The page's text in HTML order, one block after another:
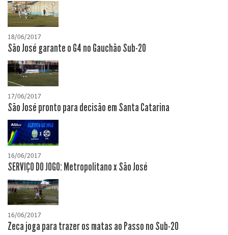
18/06/2017
São José garante o G4 no Gauchão Sub-20
17/06/2017
São José pronto para decisão em Santa Catarina
16/06/2017
SERVIÇO DO JOGO: Metropolitano x São José
16/06/2017
Zeca joga para trazer os matas ao Passo no Sub-20